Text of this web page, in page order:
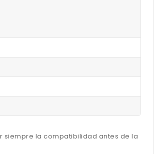
la compatibilidad antes de la